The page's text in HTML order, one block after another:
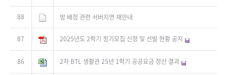
88 방 배정 관련 서버지연 재안내
87 2025년도 2학기 정기모집 신청 및 선발 현황 공지
86 2차 BTL 생활관 25년 1학기 공공요금 정산 결과